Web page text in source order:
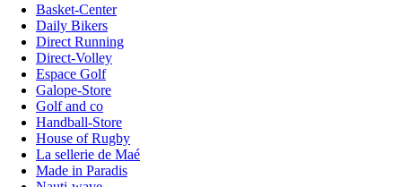
Basket-Center
Daily Bikers
Direct Running
Direct-Volley
Espace Golf
Galope-Store
Golf and co
Handball-Store
House of Rugby
La sellerie de Maé
Made in Paradis